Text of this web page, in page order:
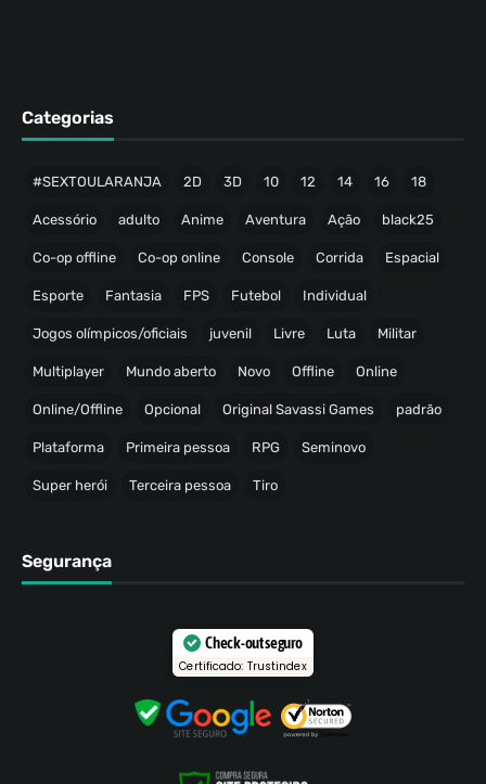
Categorias
#SEXTOULARANJA 2D 3D 10 12 14 16 18
Acessório adulto Anime Aventura Ação black25
Co-op offline Co-op online Console Corrida Espacial
Esporte Fantasia FPS Futebol Individual
Jogos olímpicos/oficiais juvenil Livre Luta Militar
Multiplayer Mundo aberto Novo Offline Online
Online/Offline Opcional Original Savassi Games padrão
Plataforma Primeira pessoa RPG Seminovo
Super herói Terceira pessoa Tiro
Segurança
Check-out seguro
Certificado: Trustindex